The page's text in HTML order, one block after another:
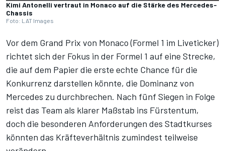
Kimi Antonelli vertraut in Monaco auf die Stärke des Mercedes-
Chassis
Foto: LAT Images
Vor dem Grand Prix von Monaco (Formel 1 im Liveticker)
richtet sich der Fokus in der Formel 1 auf eine Strecke,
die auf dem Papier die erste echte Chance für die
Konkurrenz darstellen könnte, die Dominanz von
Mercedes zu durchbrechen. Nach fünf Siegen in Folge
reist das Team als klarer Maßstab ins Fürstentum,
doch die besonderen Anforderungen des Stadtkurses
könnten das Kräfteverhältnis zumindest teilweise